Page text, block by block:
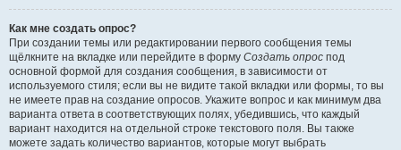
Как мне создать опрос?
При создании темы или редактировании первого сообщения темы
щёлкните на вкладке или перейдите в форму Создать опрос под
основной формой для создания сообщения, в зависимости от
используемого стиля; если вы не видите такой вкладки или формы, то вы
не имеете прав на создание опросов. Укажите вопрос и как минимум два
варианта ответа в соответствующих полях, убедившись, что каждый
вариант находится на отдельной строке текстового поля. Вы также
можете задать количество вариантов, которые могут выбрать